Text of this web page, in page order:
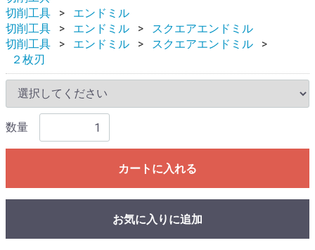
切削工具
エンドミル
切削工具
エンドミル
スクエアエンドミル
切削工具
エンドミル
スクエアエンドミル
２枚刃
数量
カートに入れる
お気に入りに追加